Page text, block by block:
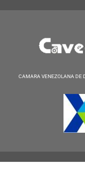
CAMARA VENEZOLANA DE